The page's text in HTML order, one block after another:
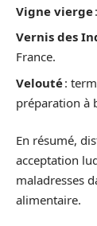
Vigne vierge
Vernis des
France.
Velouté:
préparation à
En résumé,
acceptation
maladresses
alimentaire.